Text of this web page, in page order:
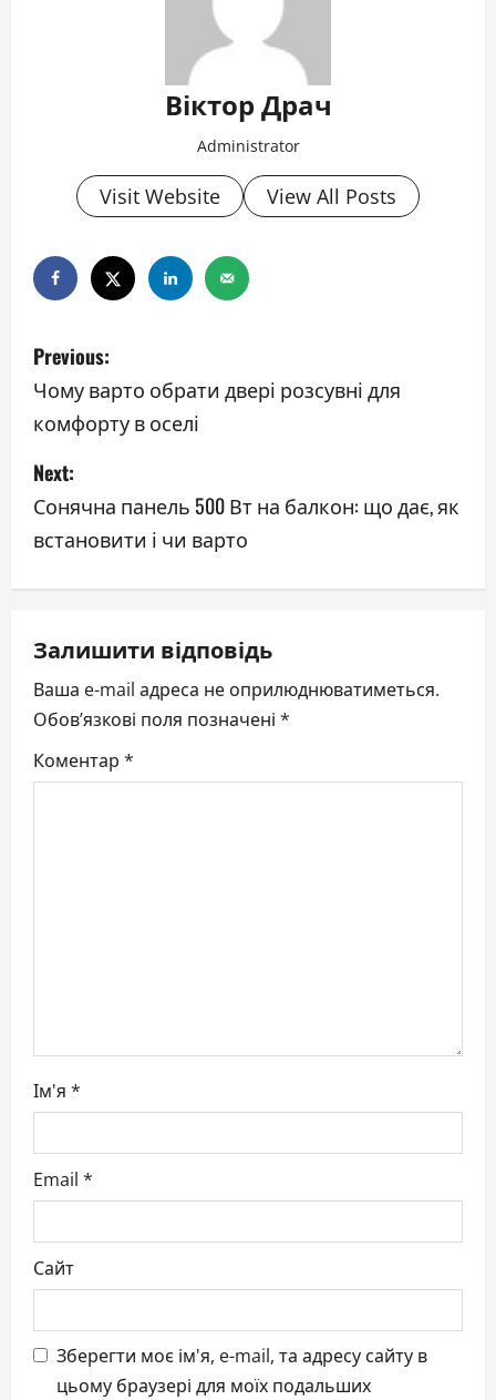
Віктор Драч
Administrator
Visit Website View All Posts
P
o
s
t
n
a
i
g
a
Previous:
Чому варто обрати двері розсувні для
комфорту в оселі
Next:
Сонячна панель 500 Вт на балкон: що дає, як
встановити і чи варто
Залишити відповідь
Ваша e-mail адреса не оприлюднюватиметься.
Обов’язкові поля позначені *
Коментар *
Ім'я *
Email *
Сайт
Зберегти моє ім'я, e-mail, та адресу сайту в
цьому браузері для моїх подальших